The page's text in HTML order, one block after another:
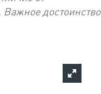
достоинство